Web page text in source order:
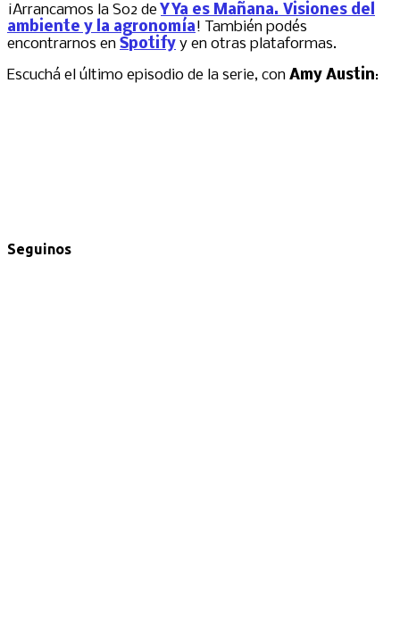
¡Arrancamos la S02 deY Ya es Mañana. Visiones del
ambiente y la agronomía! También podés
encontrarnos en Spotify y en otras plataformas.
Escuchá el último episodio de la serie, con Amy Austin:
Seguinos